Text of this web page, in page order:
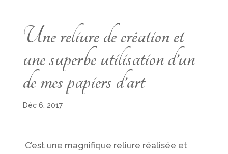
Une reliure de création et
une superbe utilisation d’un
de mes papiers d’art
Déc 6, 2017
C’est une magnifique reliure réalisée et